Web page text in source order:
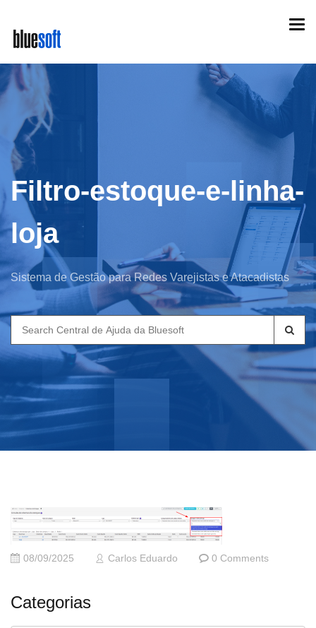
main
content
Filtro-estoque-e-linha-
loja
Sistema de Gestão para Redes Varejistas e Atacadistas
Search
for:
08/09/2025 Carlos Eduardo 0 Comments
Categorias